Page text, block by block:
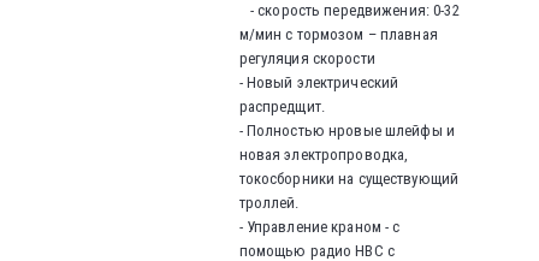
- скорость передвижения: 0-32
м/мин с тормозом – плавная
регуляция скорости
- Новый электрический
распредщит.
- Полностью нровые шлейфы и
новая электропроводка,
токосборники на существующий
троллей.
- Управление краном - с
помощью радио НBC с